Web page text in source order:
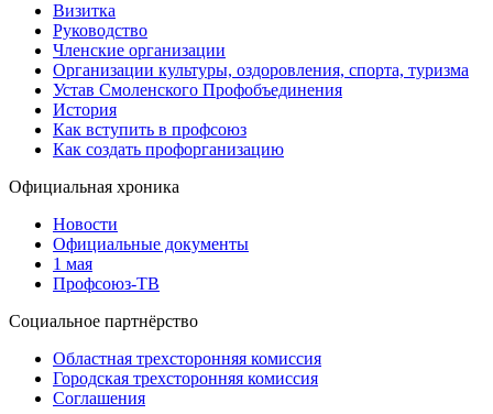
Визитка
Руководство
Членские организации
Организации культуры, оздоровления, спорта, туризма
Устав Смоленского Профобъединения
История
Как вступить в профсоюз
Как создать профорганизацию
Официальная хроника
Новости
Официальные документы
1 мая
Профсоюз-ТВ
Социальное партнёрство
Областная трехсторонняя комиссия
Городская трехсторонняя комиссия
Соглашения